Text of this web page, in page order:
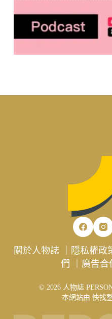
關於人物誌 隱私權政
們
廣告合
© 2026 人物誌
本網站由 快找